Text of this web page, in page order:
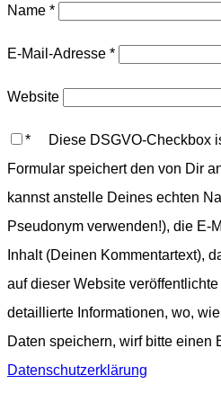
Name *
E-Mail-Adresse *
Website
* Diese DSGVO-Checkbox
Formular speichert den von Dir
kannst anstelle Deines echten
Pseudonym verwenden!), die E-
Inhalt (Deinen Kommentartext),
auf dieser Website
detaillierte Informationen, wo,
Daten speichern, wirf bitte einen
Datenschutzerklärung